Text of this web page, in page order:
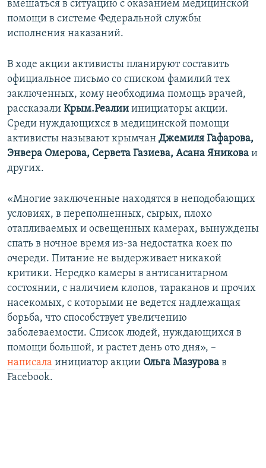
ПРОПАВШИЕ БЕЗ ВЕСТИ
ПОБЕДИТЕЛЕЙ НЕ СУДЯТ?
УКРАИНСКАЯ ПРОБЛЕМА КРЫМА
ПРИСОЕДИНЯЙТЕСЬ!
Все сайты RFE/RL
вмешаться в ситуацию с оказанием медицинской
помощи в системе Федеральной службы
исполнения наказаний.
В ходе акции активисты планируют составить
официальное письмо со списком фамилий тех
заключенных, кому необходима помощь врачей,
рассказали Крым.Реалии инициаторы акции.
Среди нуждающихся в медицинской помощи
активисты называют крымчан Джемиля Гафарова,
Энвера Омерова, Сервета Газиева, Асана Яникова и
других.
«Многие заключенные находятся в неподобающих
условиях, в переполненных, сырых, плохо
отапливаемых и освещенных камерах, вынуждены
спать в ночное время из-за недостатка коек по
очереди. Питание не выдерживает никакой
критики. Нередко камеры в антисанитарном
состоянии, с наличием клопов, тараканов и прочих
насекомых, с которыми не ведется надлежащая
борьба, что способствует увеличению
заболеваемости. Список людей, нуждающихся в
помощи большой, и растет день ото дня», –
написала инициатор акции Ольга Мазурова в
Facebook.